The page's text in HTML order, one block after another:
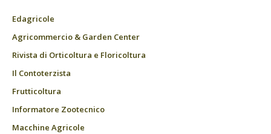
Edagricole
Agricommercio & Garden Center
Rivista di Orticoltura e Floricoltura
Il Contoterzista
Frutticoltura
Informatore Zootecnico
Macchine Agricole